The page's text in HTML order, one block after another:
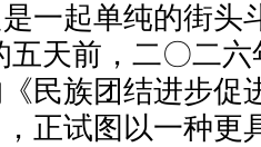
一起单纯的街头
五天前，二〇二
民族团结进步促
正试图以一种更